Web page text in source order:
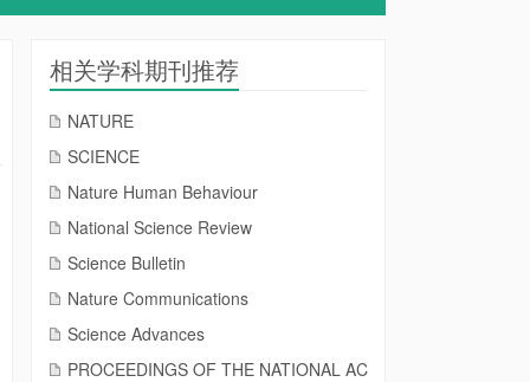
相关学科期刊推荐
NATURE
SCIENCE
Nature Human Behaviour
National Science Review
Science Bulletin
Nature Communications
Science Advances
PROCEEDINGS OF THE NATIONAL AC